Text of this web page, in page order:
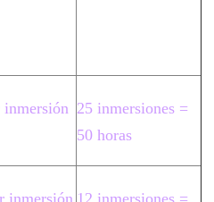
inmersión 25 inmersiones =
50 horas
inmersión 12 inmersiones =